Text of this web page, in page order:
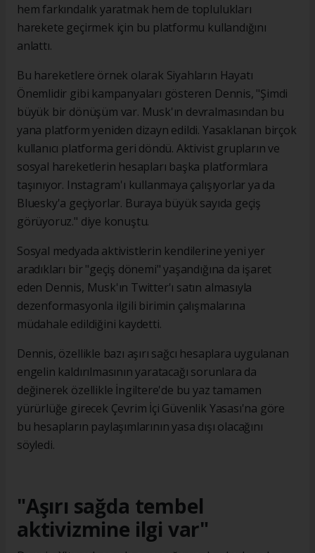
hem farkındalık yaratmak hem de toplulukları
harekete geçirmek için bu platformu kullandığını
anlattı.
Bu hareketlere örnek olarak Siyahların Hayatı
Önemlidir gibi kampanyaları gösteren Dennis, "Şimdi
büyük bir dönüşüm var. Musk'ın devralmasından bu
yana platform yeniden dizayn edildi. Yasaklanan birçok
kullanıcı platforma geri döndü. Aktivist grupların ve
sosyal hareketlerin hesapları başka platformlara
taşınıyor. Instagram'ı kullanmaya çalışıyorlar ya da
Bluesky'a geçiyorlar. Buraya büyük sayıda geçiş
görüyoruz." diye konuştu.
Sosyal medyada aktivistlerin kendilerine yeni yer
aradıkları bir "geçiş dönemi" yaşandığına da işaret
eden Dennis, Musk'ın Twitter'ı satın almasıyla
dezenformasyonla ilgili birimin çalışmalarına
müdahale edildiğini kaydetti.
Dennis, özellikle bazı aşırı sağcı hesaplara uygulanan
engelin kaldırılmasının yaratacağı sorunlara da
değinerek özellikle İngiltere'de bu yaz tamamen
yürürlüğe girecek Çevrim İçi Güvenlik Yasası'na göre
bu hesapların paylaşımlarının yasa dışı olacağını
söyledi.
"Aşırı sağda tembel
aktivizmine ilgi var"